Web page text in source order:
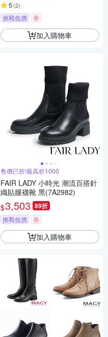
5 (2)
挑戰低價 券
加入購物車
售價已折!最高折1000
FAIR LADY 小時光 潮流百搭針
織貼腿襪靴 黑(7A2982)
$3,503 89折
挑戰低價 券
加入購物車